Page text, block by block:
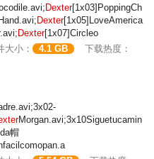
Dexter[1x03]PoppingCh
Dexter[1x05]LoveAmerica
Dexter[1x07]Circleo
大小： 4.1 GB
下载热度：
Morgan.avi;3x10Siguetucamin
帽